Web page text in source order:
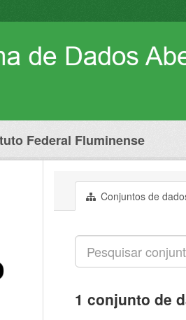
Federal Fluminense
Conjuntos de
1 conjunto de